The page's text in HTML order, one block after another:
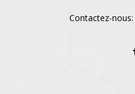
Contactez-nous: